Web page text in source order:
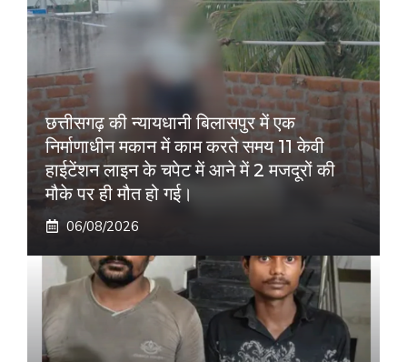
छत्तीसगढ़ की न्यायधानी बिलासपुर में एक
निर्माणाधीन मकान में काम करते समय 11 केवी
हाईटेंशन लाइन के चपेट में आने में 2 मजदूरों की
मौके पर ही मौत हो गई।
06/08/2026